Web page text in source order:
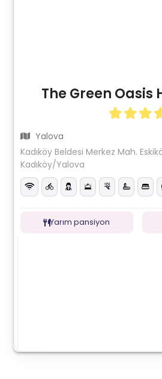
The Green Oasis
Yalova
Kadıköy Beldesi Merkez Mah.
Kadıköy/Yalova
Yarım pansiyon